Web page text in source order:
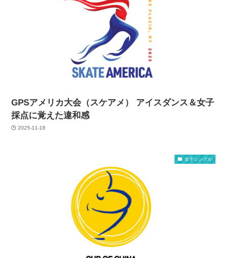
GPSアメリカ大会（スケアメ） アイスダンス＆女子
採点に覚えた違和感
2025-11-18
女子シングル